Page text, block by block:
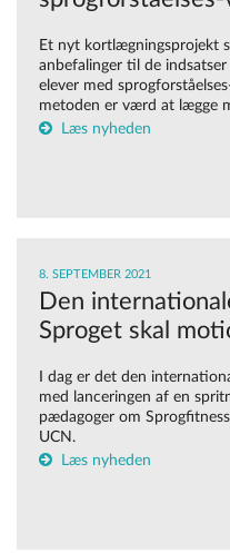
Et nyt kortlægningsprojekt
anbefalinger til de
elever med
metoden er værd at lægge
Læs nyheden
8. SEPTEMBER 2021
Den
Sproget skal
I dag er det den
med lanceringen af en
pædagoger om
UCN.
Læs nyheden